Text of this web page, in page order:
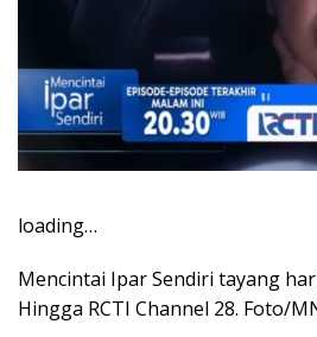
loading…
Mencintai Ipar Sendiri tayang
Hingga RCTI Channel 28. Foto/